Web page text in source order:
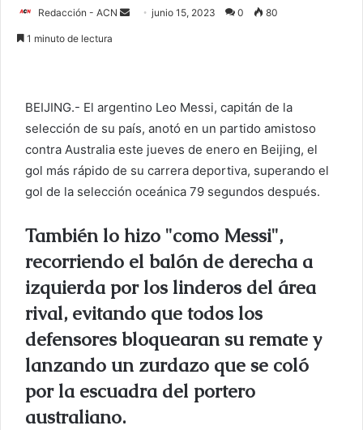
Redacción - ACN
r
u
n
c
o
e
o
e
l
e
c
t
ó
junio 15, 2023 0 80
1 minuto de lectura
BEIJING.- El argentino Leo Messi, capitán de la
selección de su país, anotó en un partido amistoso
contra Australia este jueves de enero en Beijing, el
gol más rápido de su carrera deportiva, superando el
gol de la selección oceánica 79 segundos después.
También lo hizo "como Messi",
recorriendo el balón de derecha a
izquierda por los linderos del área
rival, evitando que todos los
defensores bloquearan su remate y
lanzando un zurdazo que se coló
por la escuadra del portero
australiano.